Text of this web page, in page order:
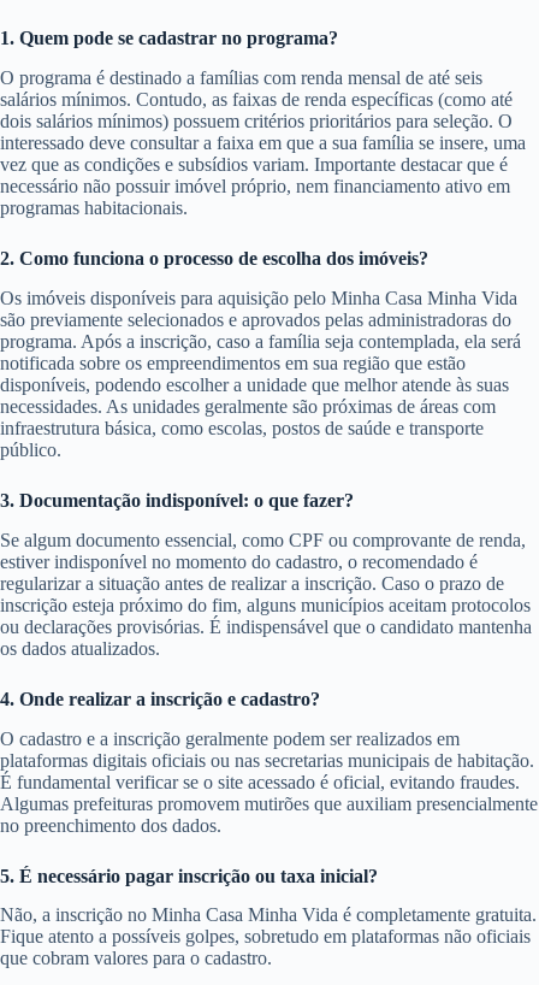
1. Quem pode se cadastrar no programa?
O programa é destinado a famílias com renda mensal de até seis
salários mínimos. Contudo, as faixas de renda específicas (como até
dois salários mínimos) possuem critérios prioritários para seleção. O
interessado deve consultar a faixa em que a sua família se insere, uma
vez que as condições e subsídios variam. Importante destacar que é
necessário não possuir imóvel próprio, nem financiamento ativo em
programas habitacionais.
2. Como funciona o processo de escolha dos imóveis?
Os imóveis disponíveis para aquisição pelo Minha Casa Minha Vida
são previamente selecionados e aprovados pelas administradoras do
programa. Após a inscrição, caso a família seja contemplada, ela será
notificada sobre os empreendimentos em sua região que estão
disponíveis, podendo escolher a unidade que melhor atende às suas
necessidades. As unidades geralmente são próximas de áreas com
infraestrutura básica, como escolas, postos de saúde e transporte
público.
3. Documentação indisponível: o que fazer?
Se algum documento essencial, como CPF ou comprovante de renda,
estiver indisponível no momento do cadastro, o recomendado é
regularizar a situação antes de realizar a inscrição. Caso o prazo de
inscrição esteja próximo do fim, alguns municípios aceitam protocolos
ou declarações provisórias. É indispensável que o candidato mantenha
os dados atualizados.
4. Onde realizar a inscrição e cadastro?
O cadastro e a inscrição geralmente podem ser realizados em
plataformas digitais oficiais ou nas secretarias municipais de habitação.
É fundamental verificar se o site acessado é oficial, evitando fraudes.
Algumas prefeituras promovem mutirões que auxiliam presencialmente
no preenchimento dos dados.
5. É necessário pagar inscrição ou taxa inicial?
Não, a inscrição no Minha Casa Minha Vida é completamente gratuita.
Fique atento a possíveis golpes, sobretudo em plataformas não oficiais
que cobram valores para o cadastro.